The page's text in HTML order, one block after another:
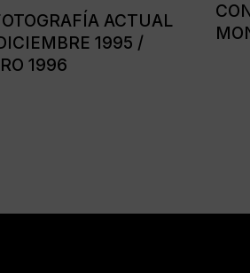
ACTUAL
1995 /
1996